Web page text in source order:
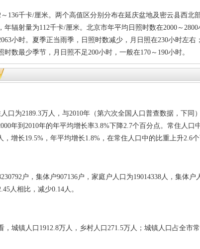
千卡/厘米。两个高值区分别分布在延庆盆地及密云县西北
辐射量为112千卡/厘米。北京市年平均日照时数在2000～
小时。夏季正当雨季，日照时数减少，月日照在230小时左
时数最少季节，月日照不足200小时，一般在170～190小时。
为2189.3万人，与2010年（第六次全国人口普查数据，下同
年到2010年的年平均增长率3.8%下降2.7个百分点。常住人
，增长19.5%，年平均增长1.8%，在常住人口中的比重上升2.6个
户，集体户907136户，家庭户人口为19014338人，集体户
人相比，减少0.14人。
镇人口1912.8万人，乡村人口271.5万人；城镇人口占全市常